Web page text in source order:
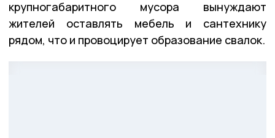
крупногабаритного мусора вынуждают
жителей оставлять мебель и сантехнику
рядом, что и провоцирует образование свалок.